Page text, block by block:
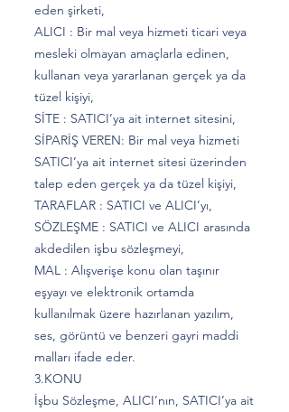
eden şirketi,
ALICI : Bir mal veya hizmeti ticari veya
mesleki olmayan amaçlarla edinen,
kullanan veya yararlanan gerçek ya da
tüzel kişiyi,
SİTE : SATICI’ya ait internet sitesini,
SİPARİŞ VEREN: Bir mal veya hizmeti
SATICI’ya ait internet sitesi üzerinden
talep eden gerçek ya da tüzel kişiyi,
TARAFLAR : SATICI ve ALICI’yı,
SÖZLEŞME : SATICI ve ALICI arasında
akdedilen işbu sözleşmeyi,
MAL : Alışverişe konu olan taşınır
eşyayı ve elektronik ortamda
kullanılmak üzere hazırlanan yazılım,
ses, görüntü ve benzeri gayri maddi
malları ifade eder.
3.KONU
İşbu Sözleşme, ALICI’nın, SATICI’ya ait